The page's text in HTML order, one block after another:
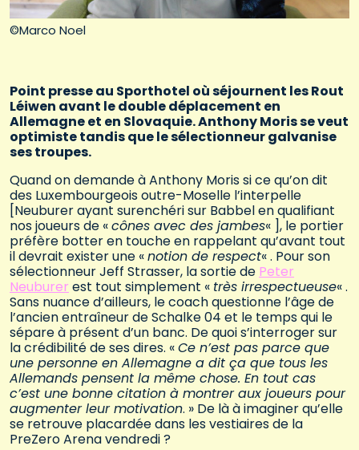
©Marco Noel
Point presse au Sporthotel où séjournent les Rout
Léiwen avant le double déplacement en
Allemagne et en Slovaquie. Anthony Moris se veut
optimiste tandis que le sélectionneur galvanise
ses troupes.
Quand on demande à Anthony Moris si ce qu’on dit
des Luxembourgeois outre-Moselle l’interpelle
[Neuburer ayant surenchéri sur Babbel en qualifiant
nos joueurs de «cônes avec des jambes« ], le portier
préfère botter en touche en rappelant qu’avant tout
il devrait exister une «notion de respect« . Pour son
sélectionneur Jeff Strasser, la sortie de Peter
Neuburer est tout simplement « très irrespectueuse« .
Sans nuance d’ailleurs, le coach questionne l’âge de
l’ancien entraîneur de Schalke 04 et le temps qui le
sépare à présent d’un banc. De quoi s’interroger sur
la crédibilité de ses dires. «Ce n’est pas parce que
une personne en Allemagne a dit ça que tous les
Allemands pensent la même chose. En tout cas
c’est une bonne citation à montrer aux joueurs pour
augmenter leur motivation. » De là à imaginer qu’elle
se retrouve placardée dans les vestiaires de la
PreZero Arena vendredi ?